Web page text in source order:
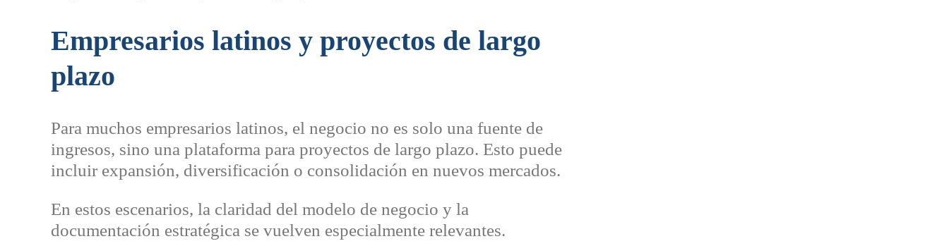
Empresarios latinos y proyectos de largo
plazo
Para muchos empresarios latinos, el negocio no es solo una fuente de
ingresos, sino una plataforma para proyectos de largo plazo. Esto puede
incluir expansión, diversificación o consolidación en nuevos mercados.
En estos escenarios, la claridad del modelo de negocio y la
documentación estratégica se vuelven especialmente relevantes.